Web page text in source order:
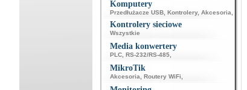
Komputery
Przedłużacze USB, Kontrolery, Akcesoria
Kontrolery sieciowe
Wszystkie
Media konwertery
PLC, RS-232/RS-485,
MikroTik
Akcesoria Routery WiFi